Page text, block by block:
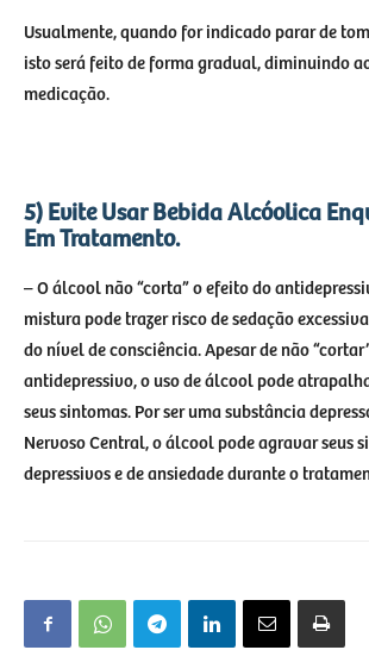
Usualmente, quando for indicado parar de
isto será feito de forma gradual, diminuindo
medicação.
5) Evite Usar Bebida Alcóolica
Em Tratamento.
– O álcool não “corta” o efeito do
mistura pode trazer risco de sedação
do nível de consciência. Apesar de não
antidepressivo, o uso de álcool pode
seus sintomas. Por ser uma substância
Nervoso Central, o álcool pode agravar seus
depressivos e de ansiedade durante o